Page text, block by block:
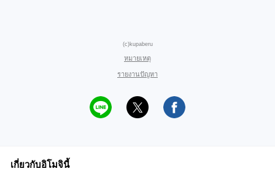
(c)kupaberu
หมายเหตุ
รายงานปัญหา
เกี่ยวกับอิโมจินี้